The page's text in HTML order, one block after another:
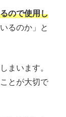
ので使用し
るのか」と
まいます。
とが大切で